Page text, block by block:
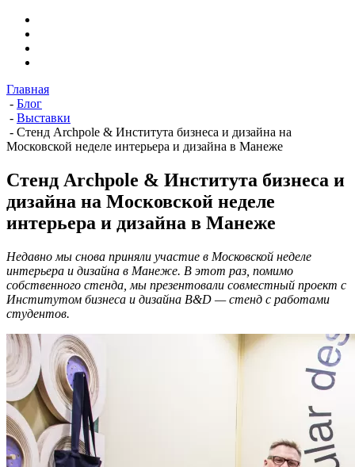
Главная
- Блог
- Выставки
- Стенд Archpole & Института бизнеса и дизайна на
Московской неделе интерьера и дизайна в Манеже
Стенд Archpole & Института бизнеса и
дизайна на Московской неделе
интерьера и дизайна в Манеже
Недавно мы снова приняли участие в Московской неделе
интерьера и дизайна в Манеже. В этот раз, помимо
собственного стенда, мы презентовали совместный проект с
Институтом бизнеса и дизайна B&D — стенд с работами
студентов.